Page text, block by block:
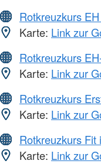
Rotkreuzkurs
Karte: Link zur
Rotkreuzkurs
Karte: Link zur
Rotkreuzkurs
Karte: Link zur
Rotkreuzkurs Fit
Karte: Link zur